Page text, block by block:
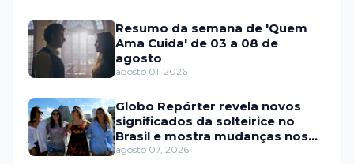
Resumo da semana de 'Quem
Ama Cuida' de 03 a 08 de
agosto
agosto 01, 2026
Globo Repórter revela novos
significados da solteirice no
Brasil e mostra mudanças nos
relacionamentos
agosto 07, 2026